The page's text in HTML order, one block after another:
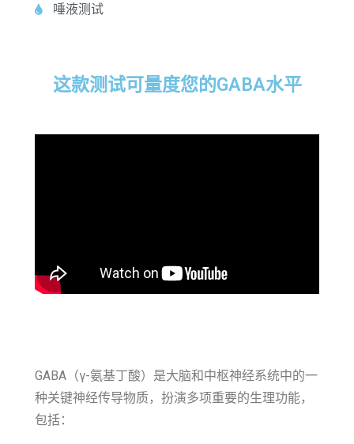
唾液测试
这款测试可量度您的GABA水平
GABA（γ-氨基丁酸）是大脑和中枢神经系统中的一
种关键神经传导物质，扮演多项重要的生理功能，
包括：